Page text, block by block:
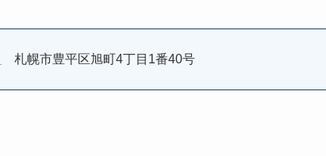
札幌市豊平区旭町4丁目1番40号